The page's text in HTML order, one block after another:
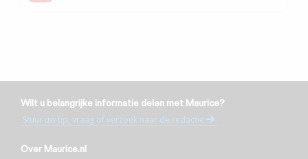
Wilt u belangrijke informatie delen met Maurice?
Stuur uw tip, vraag of verzoek naar de redactie
Over Maurice.nl